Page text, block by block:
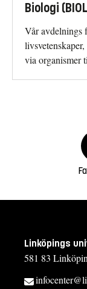
Biologi
Vår avdelnings
via organismer
Linköpings
581 83